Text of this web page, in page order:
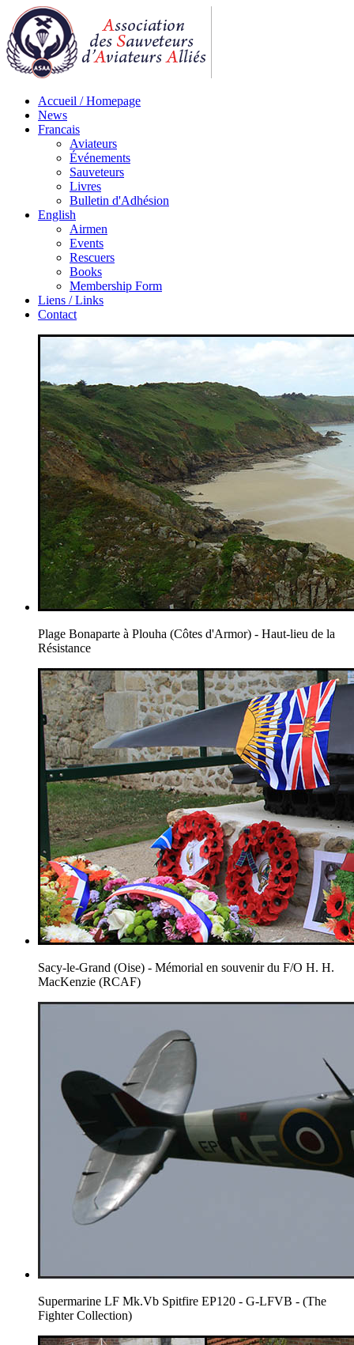
Accueil / Homepage
News
Francais
Aviateurs
Événements
Sauveteurs
Livres
Bulletin d'Adhésion
English
Airmen
Events
Rescuers
Books
Membership Form
Liens / Links
Contact
Plage Bonaparte à Plouha (Côtes d'Armor) - Haut-lieu de la
Résistance
Sacy-le-Grand (Oise) - Mémorial en souvenir du F/O H. H.
MacKenzie (RCAF)
Supermarine LF Mk.Vb Spitfire EP120 - G-LFVB - (The
Fighter Collection)